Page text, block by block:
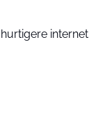
internet